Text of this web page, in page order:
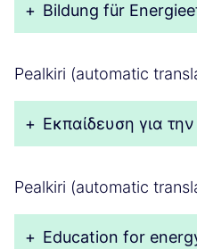
+ Bildung für
Pealkiri (automatic
+ Εκπαίδευση για
Pealkiri (automatic
+ Education for